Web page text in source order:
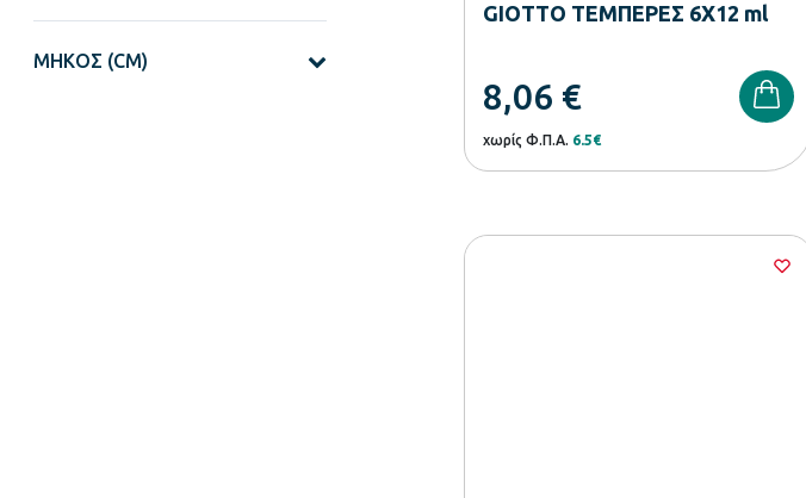
ΜΉΚΟΣ (CM)
GIOTTO ΤΕΜΠΕΡΕΣ 6X12 ml
8,06 €
χωρίς Φ.Π.Α. 6.5€